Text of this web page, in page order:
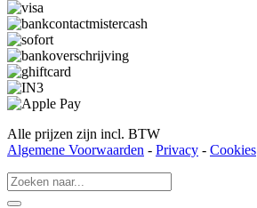
Alle prijzen zijn incl. BTW
Algemene Voorwaarden - Privacy - Cookies